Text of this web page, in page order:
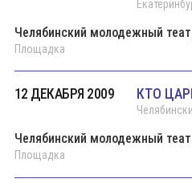
Челябинский молодежный
Площадка
12 ДЕКАБРЯ 2009 КТО
Челябинский молодежный
Площадка